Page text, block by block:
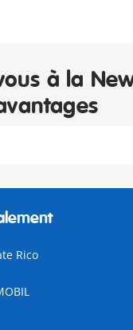
à la
Rico